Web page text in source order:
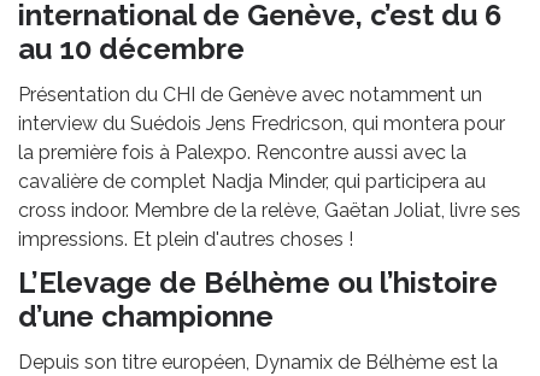
international de Genève, c’est du 6
au 10 décembre
Présentation du CHI de Genève avec notamment un
interview du Suédois Jens Fredricson, qui montera pour
la première fois à Palexpo. Rencontre aussi avec la
cavalière de complet Nadja Minder, qui participera au
cross indoor. Membre de la relève, Gaëtan Joliat, livre ses
impressions. Et plein d'autres choses !
L’Elevage de Bélhème ou l’histoire
d’une championne
Depuis son titre européen, Dynamix de Bélhème est la